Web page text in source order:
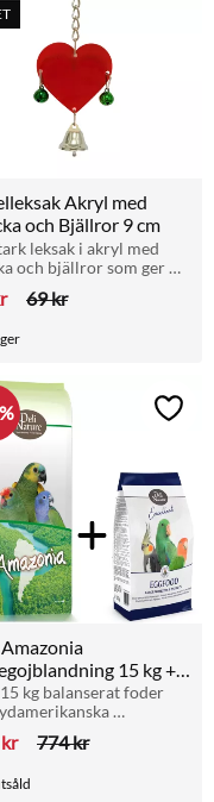
Akryl med
och Bjällror 9 cm
leksak i akryl med
och bjällror som ger
och stimulerande
69kr
15 kg +
och Papegoj
800g
kg balanserat foder
och få en
Äggfoder
774kr
Lägg